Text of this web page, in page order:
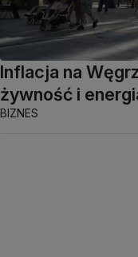
Inflacja na
żywność i
BIZNES